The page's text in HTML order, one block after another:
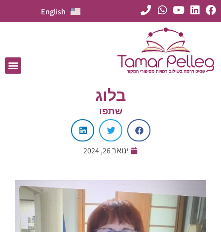
English
בלוג
שתפו
ינואר 26, 2024